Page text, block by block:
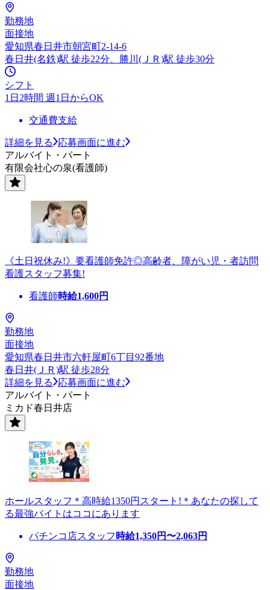
勤務地
面接地
愛知県春日井市朝宮町2-14-6
春日井(名鉄)駅 徒歩22分、勝川(ＪＲ)駅 徒歩30分
シフト
1日2時間 週1日からOK
交通費支給
詳細を見る
応募画面に進む
アルバイト・パート
有限会社心の泉(看護師)
《土日祝休み!》要看護師免許◎高齢者、障がい児・者訪問
看護スタッフ募集!
看護師時給1,600円
勤務地
面接地
愛知県春日井市六軒屋町6丁目92番地
春日井(ＪＲ)駅 徒歩28分
詳細を見る
応募画面に進む
アルバイト・パート
ミカド春日井店
ホールスタッフ＊高時給1350円スタート!＊あなたの探して
る最強バイトはココにあります
パチンコ店スタッフ 時給1,350円〜2,063円
勤務地
面接地